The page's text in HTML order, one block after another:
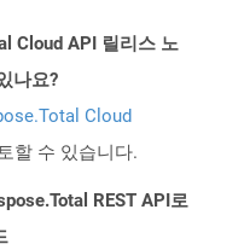
Cloud API 릴리스 노
나요?
Cloud
할 수 있습니다.
REST API로